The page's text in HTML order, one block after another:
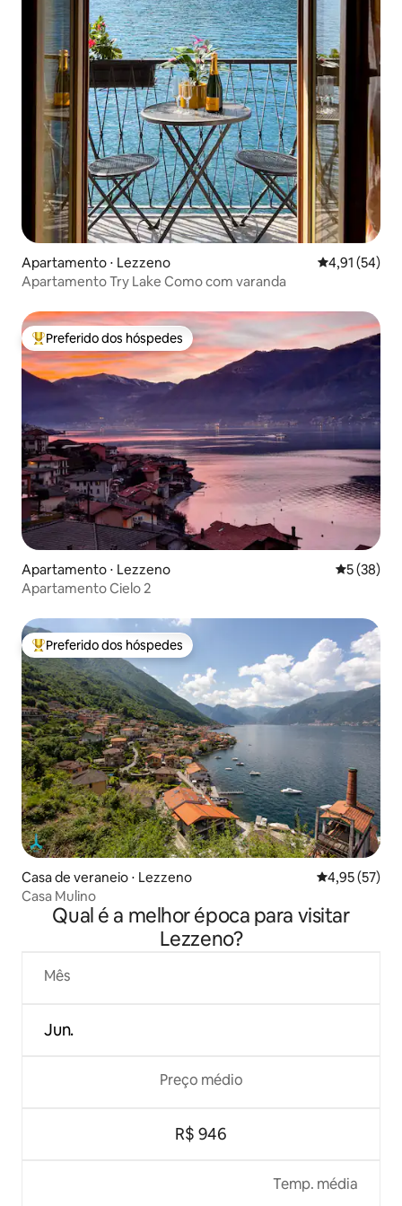
Apartamento ⋅ Lezzeno 4,91 de uma
4,91 (54)
Apartamento Try Lake Como com varanda
Entre os melhores preferidos dos hóspedes
Preferido dos hóspedes
Apartamento ⋅ Lezzeno 5 de uma
5 (38)
Apartamento Cielo 2
Entre os melhores preferidos dos hóspedes
Preferido dos hóspedes
Casa de veraneio ⋅ Lezzeno 4,95 de uma
4,95 (57)
Casa Mulino
Qual é a melhor época para visitar
Lezzeno?
Mês
Jun.
Preço médio
R$ 946
Temp. média